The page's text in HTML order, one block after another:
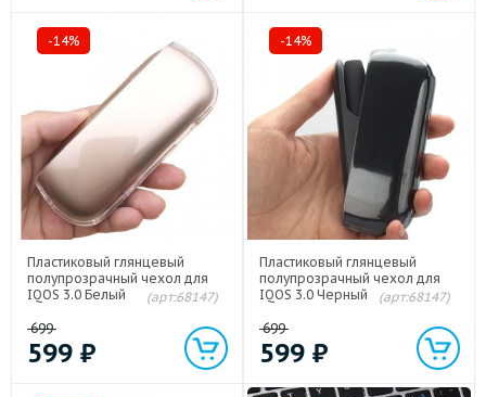
-14%
Пластиковый глянцевый
полупрозрачный чехол для
IQOS 3.0 Белый
(арт:68147)
699
599 ₽
-14%
Пластиковый глянцевый
полупрозрачный чехол для
IQOS 3.0 Черный
(арт:68147)
699
599 ₽